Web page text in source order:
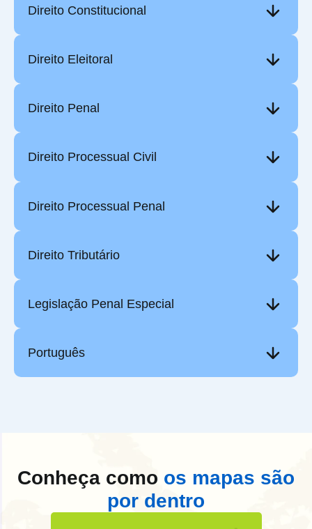
Direito Constitucional
Direito Eleitoral
Direito Penal
Direito Processual Civil
Direito Processual Penal
Direito Tributário
Legislação Penal Especial
Português
Conheça como os mapas são
por dentro